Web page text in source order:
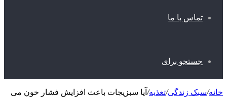
تماس با ما
جستجو برای
خانه/سبک زندگی/تغذیه/ آیا سبزیجات باعث افزایش فشار خون می